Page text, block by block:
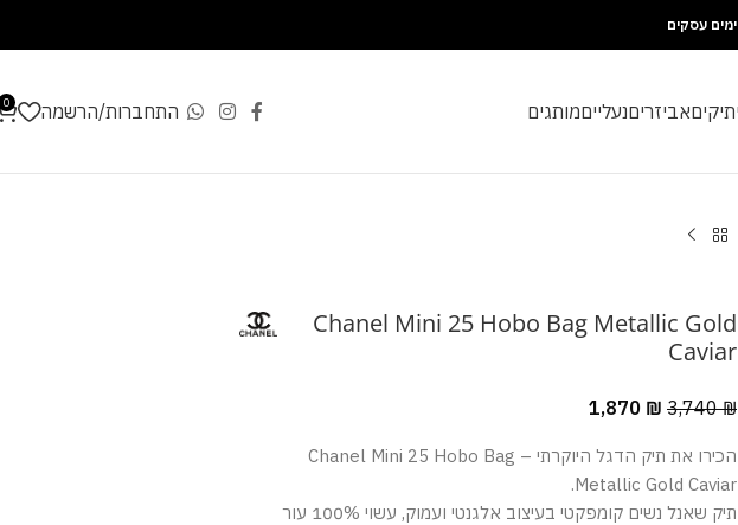
תיקיםאביזריםנעלייםמותגים התחברות/הרשמה 0
Chanel Mini 25 Hobo Bag Metallic Gold
Caviar
3,740₪
1,870 ₪
הכירו את תיק הדגל היוקרתי – Chanel Mini 25 Hobo Bag
Metallic Gold Caviar.
תיק שאנל נשים קומפקטי בעיצוב אלגנטי ועמוק, עשוי 100% עור